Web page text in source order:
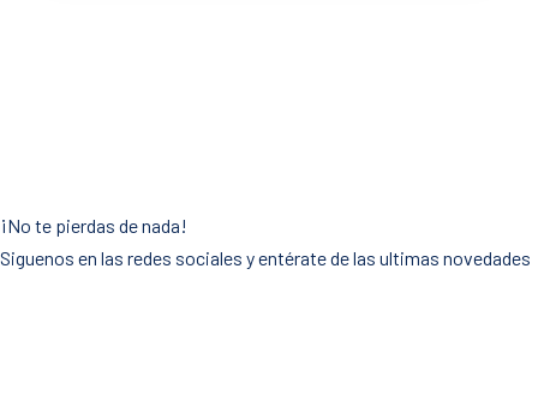
¡No te pierdas de nada!
Siguenos en las redes sociales y entérate de las ultimas novedades